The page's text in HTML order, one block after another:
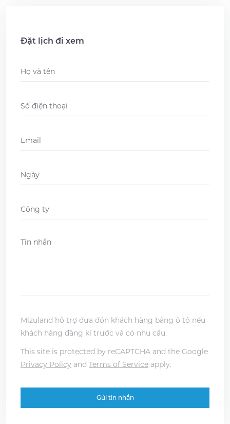
Đặt lịch đi xem
Name *
Phone
Email
Ngày
YYYY
Company
Message
Mizuland hỗ trợ đưa đón khách hàng bằng ô tô nếu
khách hàng đăng kí trước và có nhu cầu.
This site is protected by reCAPTCHA and the Google
Privacy Policy and Terms of Service apply.